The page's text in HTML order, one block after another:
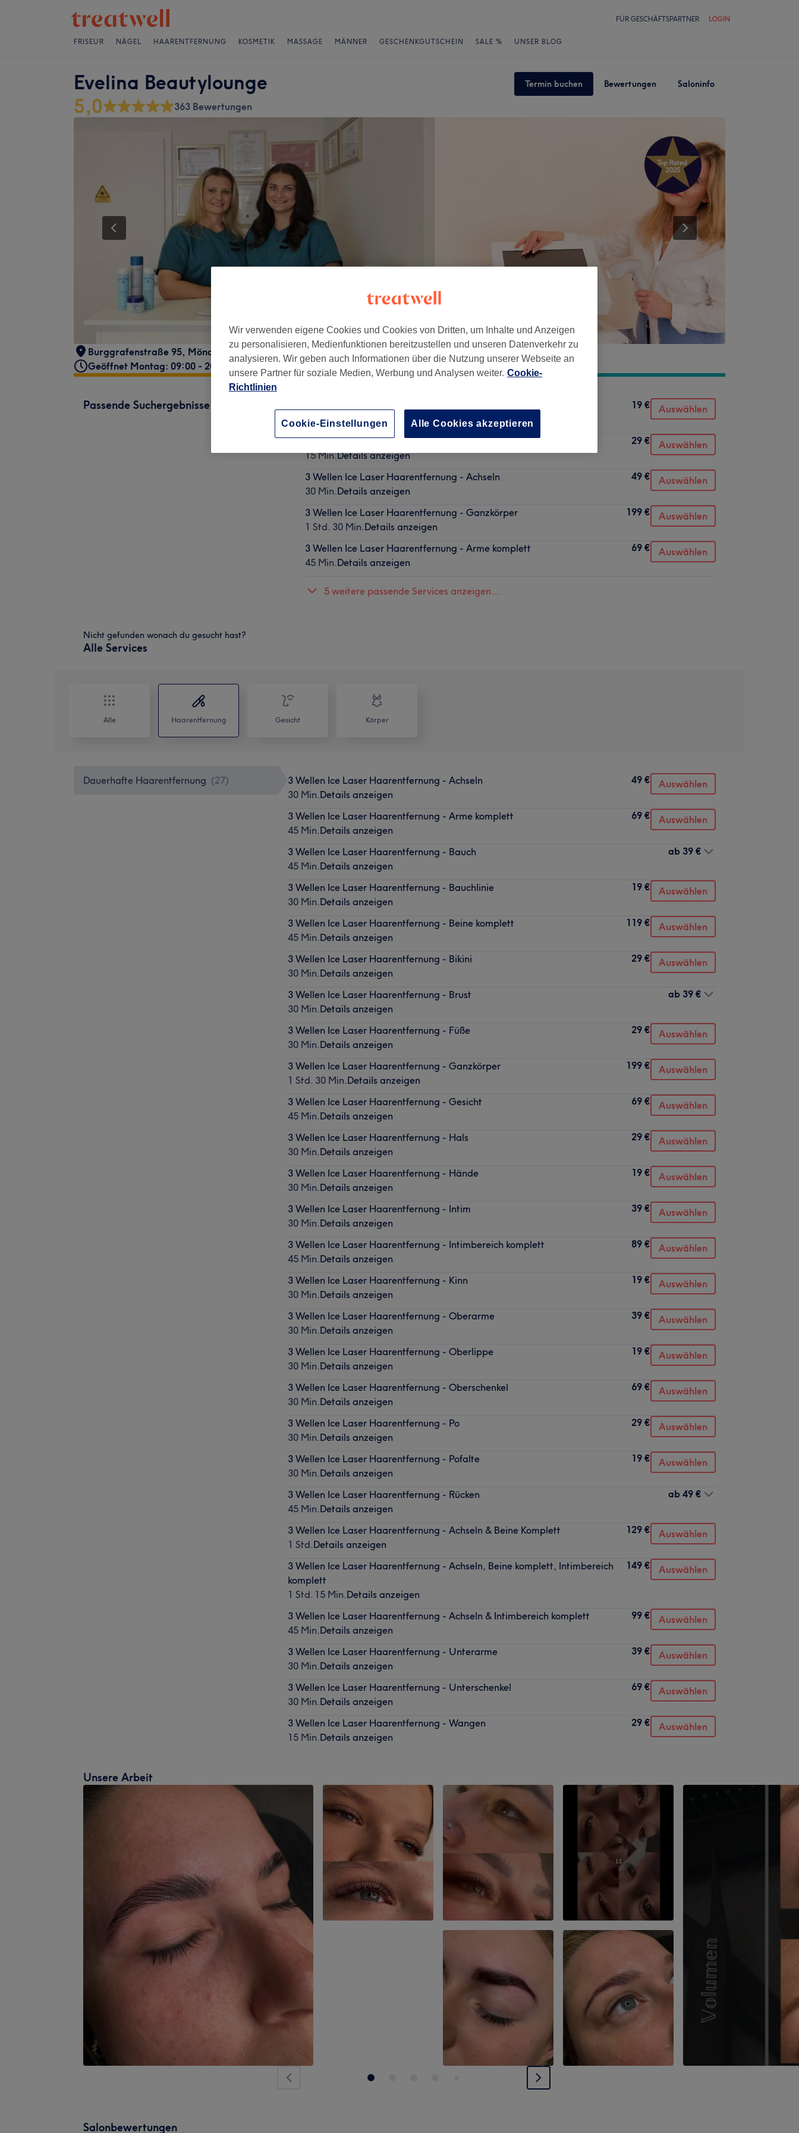
FÜR GESCHÄFTSPARTNER LOGIN
FRISEUR NÄGEL HAARENTFERNUNG KOSMETIK MASSAGE MÄNNER GESCHENKGUTSCHEIN SALE % UNSER BLOG
Evelina Beautylounge Termin buchen Bewertungen Saloninfo
5,0 363 Bewertungen
Burggrafenstraße 95, Mönchengladbach, 41061
Geöffnet Montag: 09:00 - 20:00
Passende Suchergebnisse
30 Min.Details anzeigen
19 € Auswählen
3 Wellen Ice Laser Haarentfernung - Wangen
15 Min.Details anzeigen
29 € Auswählen
3 Wellen Ice Laser Haarentfernung - Achseln
30 Min.Details anzeigen
49 € Auswählen
3 Wellen Ice Laser Haarentfernung - Ganzkörper
1 Std. 30 Min.Details anzeigen
199 € Auswählen
3 Wellen Ice Laser Haarentfernung - Arme komplett
45 Min.Details anzeigen
69 € Auswählen
5 weitere passende Services anzeigen...
Nicht gefunden wonach du gesucht hast?
Alle Services
Alle Haarentfernung Gesicht Körper
Dauerhafte Haarentfernung (27)
3 Wellen Ice Laser Haarentfernung - Achseln
30 Min.Details anzeigen
49 € Auswählen
3 Wellen Ice Laser Haarentfernung - Arme komplett
45 Min.Details anzeigen
69 € Auswählen
3 Wellen Ice Laser Haarentfernung - Bauch
45 Min.Details anzeigen
ab 39 €
3 Wellen Ice Laser Haarentfernung - Bauchlinie
30 Min.Details anzeigen
19 € Auswählen
3 Wellen Ice Laser Haarentfernung - Beine komplett
45 Min.Details anzeigen
119 € Auswählen
3 Wellen Ice Laser Haarentfernung - Bikini
30 Min.Details anzeigen
29 € Auswählen
3 Wellen Ice Laser Haarentfernung - Brust
30 Min.Details anzeigen
ab 39 €
3 Wellen Ice Laser Haarentfernung - Füße
30 Min.Details anzeigen
29 € Auswählen
3 Wellen Ice Laser Haarentfernung - Ganzkörper
1 Std. 30 Min.Details anzeigen
199 € Auswählen
3 Wellen Ice Laser Haarentfernung - Gesicht
45 Min.Details anzeigen
69 € Auswählen
3 Wellen Ice Laser Haarentfernung - Hals
30 Min.Details anzeigen
29 € Auswählen
3 Wellen Ice Laser Haarentfernung - Hände
30 Min.Details anzeigen
19 € Auswählen
3 Wellen Ice Laser Haarentfernung - Intim
30 Min.Details anzeigen
39 € Auswählen
3 Wellen Ice Laser Haarentfernung - Intimbereich komplett
45 Min.Details anzeigen
89 € Auswählen
3 Wellen Ice Laser Haarentfernung - Kinn
30 Min.Details anzeigen
19 € Auswählen
3 Wellen Ice Laser Haarentfernung - Oberarme
30 Min.Details anzeigen
39 € Auswählen
3 Wellen Ice Laser Haarentfernung - Oberlippe
30 Min.Details anzeigen
19 € Auswählen
3 Wellen Ice Laser Haarentfernung - Oberschenkel
30 Min.Details anzeigen
69 € Auswählen
3 Wellen Ice Laser Haarentfernung - Po
30 Min.Details anzeigen
29 € Auswählen
3 Wellen Ice Laser Haarentfernung - Pofalte
30 Min.Details anzeigen
19 € Auswählen
3 Wellen Ice Laser Haarentfernung - Rücken
45 Min.Details anzeigen
ab 49 €
3 Wellen Ice Laser Haarentfernung - Achseln & Beine Komplett
1 Std.Details anzeigen
129 € Auswählen
3 Wellen Ice Laser Haarentfernung - Achseln, Beine komplett, Intimbereich
komplett
1 Std. 15 Min.Details anzeigen
149 € Auswählen
3 Wellen Ice Laser Haarentfernung - Achseln & Intimbereich komplett
45 Min.Details anzeigen
99 € Auswählen
3 Wellen Ice Laser Haarentfernung - Unterarme
30 Min.Details anzeigen
39 € Auswählen
3 Wellen Ice Laser Haarentfernung - Unterschenkel
30 Min.Details anzeigen
69 € Auswählen
3 Wellen Ice Laser Haarentfernung - Wangen
15 Min.Details anzeigen
29 € Auswählen
Unsere Arbeit
Salonbewertungen
Wir verwenden eigene Cookies und Cookies von Dritten, um Inhalte und Anzeigen
zu personalisieren, Medienfunktionen bereitzustellen und unseren Datenverkehr zu
analysieren. Wir geben auch Informationen über die Nutzung unserer Webseite an
unsere Partner für soziale Medien, Werbung und Analysen weiter. Cookie-
Richtlinien
Cookie-Einstellungen Alle Cookies akzeptieren